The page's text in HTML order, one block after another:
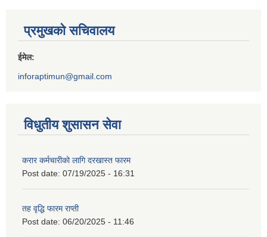
प्रमुखको सचिवालय
ईमेल:
inforaptimun@gmail.com
विधुतीय शुसासन सेवा
करार कर्मचारीको लागि दरखास्त फारम
Post date: 07/19/2025 - 16:31
तह वृद्धि फारम राप्ती
Post date: 06/20/2025 - 11:46